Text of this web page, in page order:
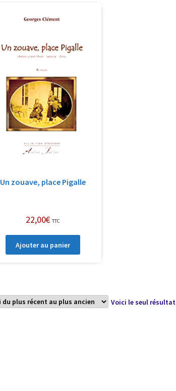
Un zouave, place Pigalle
22,00€ TTC
Ajouter au panier
Voici le seul résultat